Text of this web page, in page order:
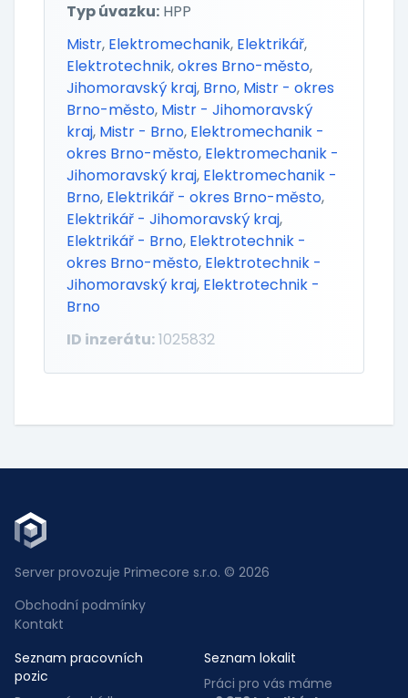
Typ úvazku: HPP
Mistr, Elektromechanik, Elektrikář,
Elektrotechnik,okres Brno-město,
Jihomoravský kraj, Brno, Mistr - okres
Brno-město, Mistr - Jihomoravský
kraj, Mistr - Brno, Elektromechanik -
okres Brno-město, Elektromechanik -
Jihomoravský kraj, Elektromechanik -
Brno, Elektrikář - okres Brno-město,
Elektrikář - Jihomoravský kraj,
Elektrikář - Brno, Elektrotechnik -
okres Brno-město, Elektrotechnik -
Jihomoravský kraj, Elektrotechnik -
Brno
ID inzerátu:1025832
Server provozuje Primecore s.r.o. © 2026
Obchodní podmínky
Kontakt
Seznam pracovních
pozic
Seznam lokalit
Práci pro vás máme